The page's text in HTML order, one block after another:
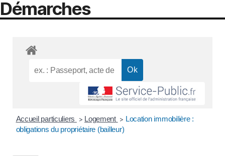
Démarches
Accueil particuliers > Logement > Location immobilière :
obligations du propriétaire (bailleur)